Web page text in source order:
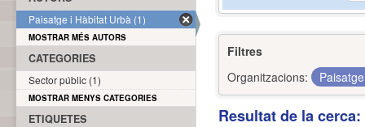
Filtres
Organitzacions:
Resultat de la
Paisatge i Hàbitat Urbà (1)
MOSTRAR MÉS AUTORS
CATEGORIES
Sector públic (1)
MOSTRAR MENYS CATEGORIES
ETIQUETES